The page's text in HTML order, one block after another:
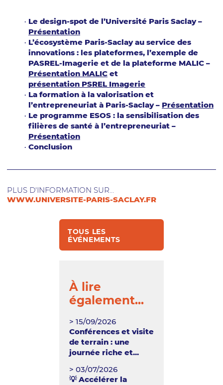
Le design-spot de l’Université Paris Saclay –
Présentation
L’écosystème Paris-Saclay au service des
innovations : les plateformes, l’exemple de
PASREL-Imagerie et de la plateforme MALIC –
Présentation MALIC et
présentation PSREL Imagerie
La formation à la valorisation et
l’entrepreneuriat à Paris-Saclay – Présentation
Le programme ESOS : la sensibilisation des
filières de santé à l’entrepreneuriat –
Présentation
Conclusion
PLUS D'INFORMATION SUR...
WWW.UNIVERSITE-PARIS-SACLAY.FR
TOUS LES
ÉVÉNEMENTS
À lire
également...
> 15/09/2026
Conférences et visite
de terrain : une
journée riche et...
> 03/07/2026
💡 Accélérer la